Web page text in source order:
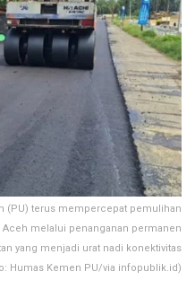
(PU) terus mempercepat pemulihan
melalui penanganan permanen
yang menjadi urat nadi konektivitas
Humas Kemen PU/via infopublik.id)